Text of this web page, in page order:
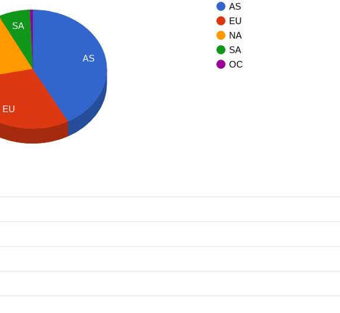
AS
EU
NA
SA
OC
AS
SA
EU